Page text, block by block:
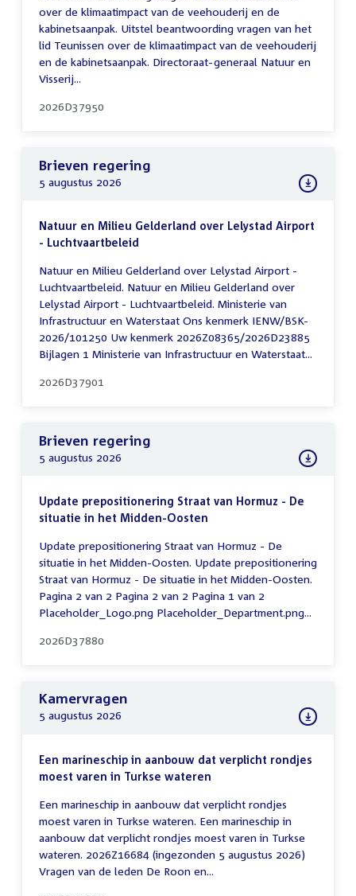
over de klimaatimpact van de veehouderij en de
kabinetsaanpak. Uitstel beantwoording vragen van het
lid Teunissen over de klimaatimpact van de veehouderij
en de kabinetsaanpak. Directoraat-generaal Natuur en
Visserij...
2026D37950
Brieven regering
5 augustus 2026
Natuur en Milieu Gelderland over Lelystad Airport
- Luchtvaartbeleid
Natuur en Milieu Gelderland over Lelystad Airport -
Luchtvaartbeleid. Natuur en Milieu Gelderland over
Lelystad Airport - Luchtvaartbeleid. Ministerie van
Infrastructuur en Waterstaat Ons kenmerk IENW/BSK-
2026/101250 Uw kenmerk 2026Z08365/2026D23885
Bijlagen 1 Ministerie van Infrastructuur en Waterstaat...
2026D37901
Brieven regering
5 augustus 2026
Update prepositionering Straat van Hormuz - De
situatie in het Midden-Oosten
Update prepositionering Straat van Hormuz - De
situatie in het Midden-Oosten. Update prepositionering
Straat van Hormuz - De situatie in het Midden-Oosten.
Pagina 2 van 2 Pagina 2 van 2 Pagina 1 van 2
Placeholder_Logo.png Placeholder_Department.png...
2026D37880
Kamervragen
5 augustus 2026
Een marineschip in aanbouw dat verplicht rondjes
moest varen in Turkse wateren
Een marineschip in aanbouw dat verplicht rondjes
moest varen in Turkse wateren. Een marineschip in
aanbouw dat verplicht rondjes moest varen in Turkse
wateren. 2026Z16684 (ingezonden 5 augustus 2026)
Vragen van de leden De Roon en...